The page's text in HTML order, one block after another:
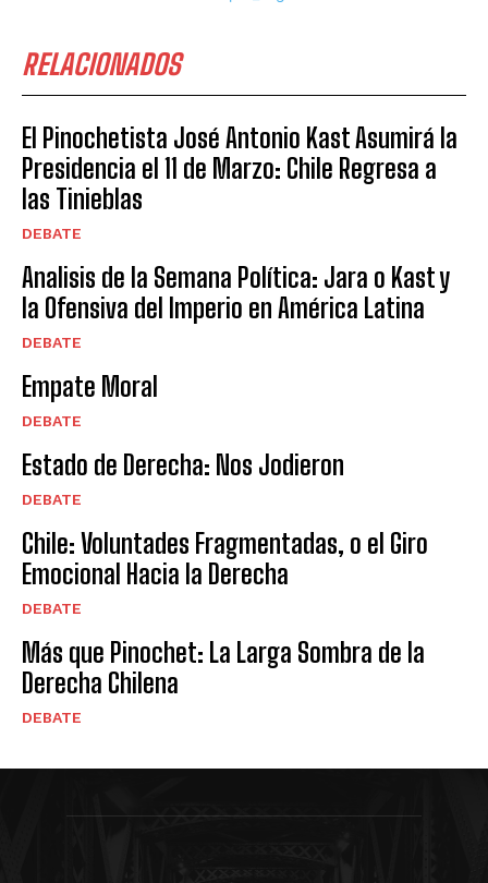
RELACIONADOS
El Pinochetista José Antonio Kast Asumirá la
Presidencia el 11 de Marzo: Chile Regresa a
las Tinieblas
DEBATE
Analisis de la Semana Política: Jara o Kast y
la Ofensiva del Imperio en América Latina
DEBATE
Empate Moral
DEBATE
Estado de Derecha: Nos Jodieron
DEBATE
Chile: Voluntades Fragmentadas, o el Giro
Emocional Hacia la Derecha
DEBATE
Más que Pinochet: La Larga Sombra de la
Derecha Chilena
DEBATE